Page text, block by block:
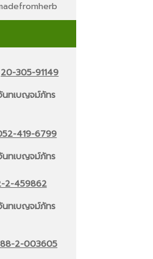
20-305-91149
นทเบญจม์ภัทร
419-6799
นทเบญจม์ภัทร
2-459862
นทเบญจม์ภัทร
2-003605